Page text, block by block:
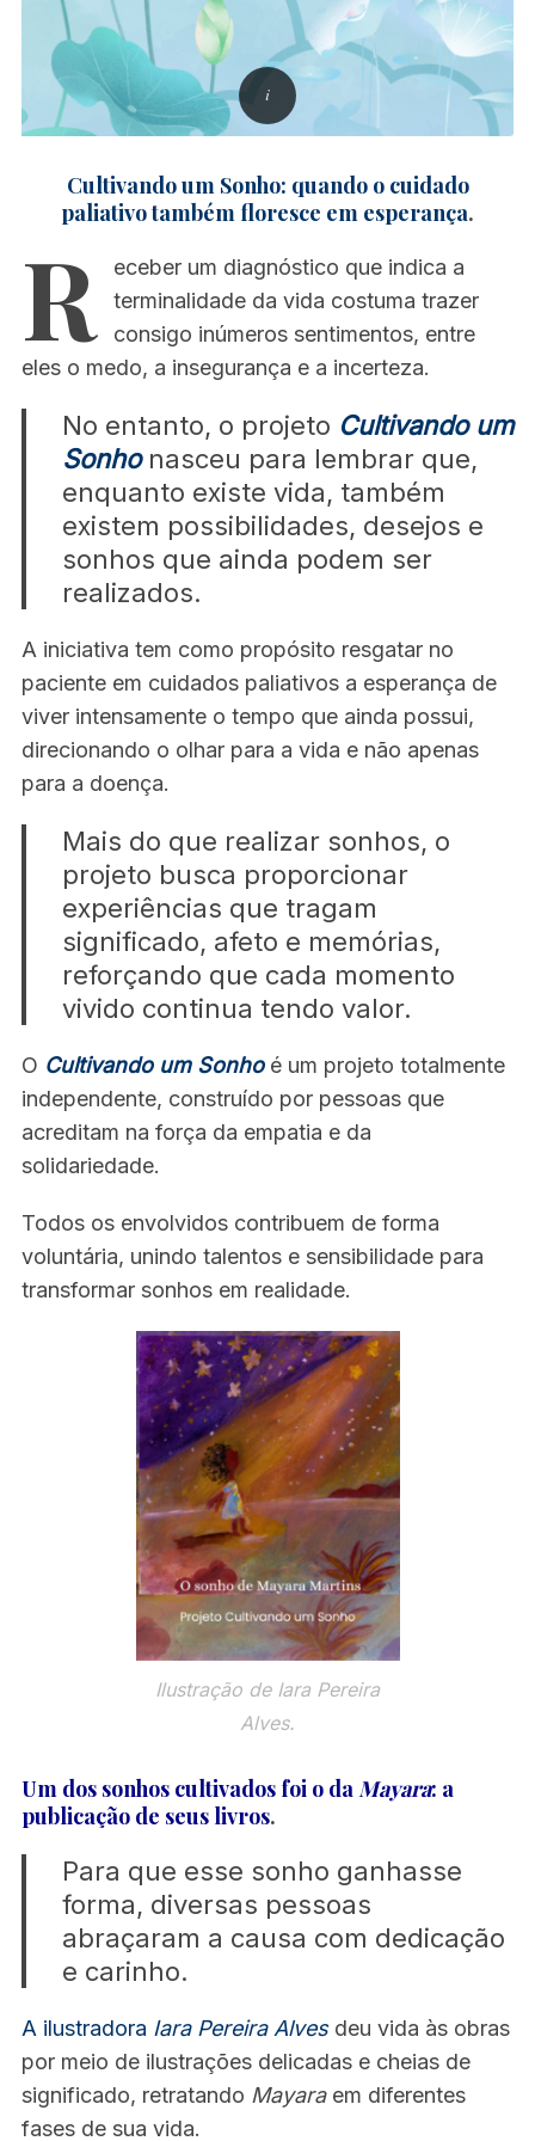
Cultivando um Sonho: quando o cuidado
paliativo também floresce em esperança.
R
eceber um diagnóstico que indica a
terminalidade da vida costuma trazer
consigo inúmeros sentimentos, entre
eles o medo, a insegurança e a incerteza.
No entanto, o projeto Cultivando um
Sonhonasceu para lembrar que,
enquanto existe vida, também
existem possibilidades, desejos e
sonhos que ainda podem ser
realizados.
A iniciativa tem como propósito resgatar no
paciente em cuidados paliativos a esperança de
viver intensamente o tempo que ainda possui,
direcionando o olhar para a vida e não apenas
para a doença.
Mais do que realizar sonhos, o
projeto busca proporcionar
experiências que tragam
significado, afeto e memórias,
reforçando que cada momento
vivido continua tendo valor.
O Cultivando um Sonho é um projeto totalmente
independente, construído por pessoas que
acreditam na força da empatia e da
solidariedade.
Todos os envolvidos contribuem de forma
voluntária, unindo talentos e sensibilidade para
transformar sonhos em realidade.
Ilustração de Iara Pereira
Alves.
Um dos sonhos cultivados foi o daMayara: a
publicação de seus livros.
Para que esse sonho ganhasse
forma, diversas pessoas
abraçaram a causa com dedicação
e carinho.
A ilustradora Iara Pereira Alvesdeu vida às obras
por meio de ilustrações delicadas e cheias de
significado, retratando Mayaraem diferentes
fases de sua vida.